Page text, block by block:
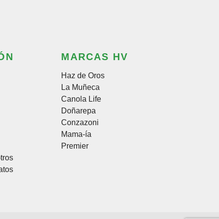
MARCAS HV
Haz de Oros
La Muñeca
Canola Life
Doñarepa
Conzazoni
Mama-ía
Premier